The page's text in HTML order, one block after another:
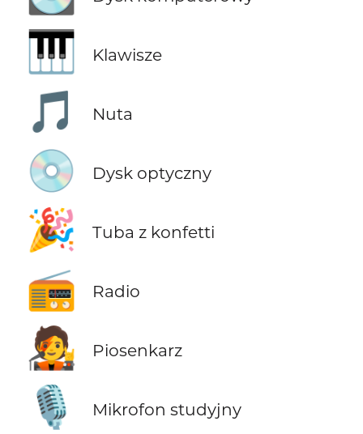
🎹 Klawisze
🎵 Nuta
💿 Dysk optyczny
🎉 Tuba z konfetti
📻 Radio
🧑‍🎤 Piosenkarz
🎙️ Mikrofon studyjny